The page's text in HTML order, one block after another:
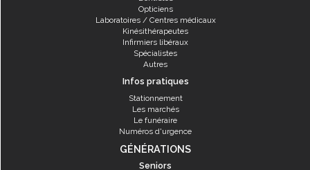
Opticiens
Laboratoires / Centres médicaux
Kinésithérapeutes
Infirmiers libéraux
Spécialistes
Autres
Infos pratiques
Stationnement
Les marchés
Le funéraire
Numéros d'urgence
GÉNÉRATIONS
Seniors